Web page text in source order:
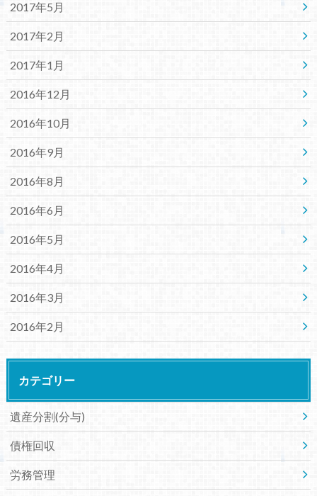
2017年5月
2017年2月
2017年1月
2016年12月
2016年10月
2016年9月
2016年8月
2016年6月
2016年5月
2016年4月
2016年3月
2016年2月
カテゴリー
遺産分割(分与)
債権回収
労務管理